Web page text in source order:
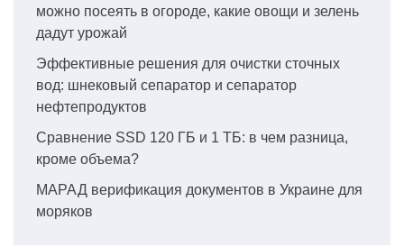
можно посеять в огороде, какие овощи и зелень
дадут урожай
Эффективные решения для очистки сточных
вод: шнековый сепаратор и сепаратор
нефтепродуктов
Сравнение SSD 120 ГБ и 1 ТБ: в чем разница,
кроме объема?
МАРАД верификация документов в Украине для
моряков